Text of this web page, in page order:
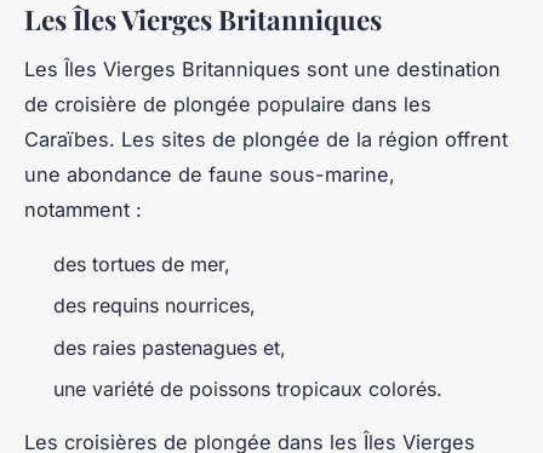
Les Îles Vierges Britanniques
Les Îles Vierges Britanniques sont une destination
de croisière de plongée populaire dans les
Caraïbes. Les sites de plongée de la région offrent
une abondance de faune sous-marine,
notamment :
des tortues de mer,
des requins nourrices,
des raies pastenagues et,
une variété de poissons tropicaux colorés.
Les croisières de plongée dans les Îles Vierges